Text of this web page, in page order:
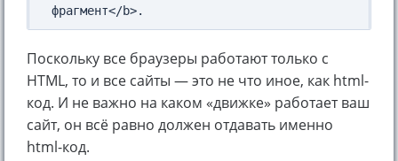
Поскольку все браузеры работают только с
HTML, то и все сайты — это не что иное, как html-
код. И не важно на каком «движке» работает ваш
сайт, он всё равно должен отдавать именно
html-код.